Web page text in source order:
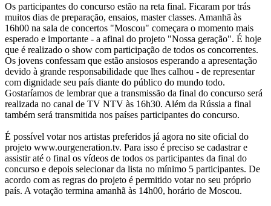
Os participantes do concurso estão na reta final. Ficaram por trás
muitos dias de preparação, ensaios, master classes. Amanhã às
16h00 na sala de concertos "Moscou" começara o momento mais
esperado e importante - a afinal do projeto "Nossa geração". É hoje
que é realizado o show com participação de todos os concorrentes.
Os jovens confessam que estão ansiosos esperando a apresentação
devido à grande responsabilidade que lhes calhou - de representar
com dignidade seu país diante do público do mundo todo.
Gostaríamos de lembrar que a transmissão da final do concurso será
realizada no canal de TV NTV às 16h30. Além da Rússia a final
também será transmitida nos países participantes do concurso.
É possível votar nos artistas preferidos já agora no site oficial do
projeto www.ourgeneration.tv. Para isso é preciso se cadastrar e
assistir até o final os vídeos de todos os participantes da final do
concurso e depois selecionar da lista no mínimo 5 participantes. De
acordo com as regras do projeto é permitido votar no seu próprio
país. A votação termina amanhã às 14h00, horário de Moscou.